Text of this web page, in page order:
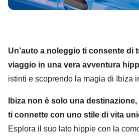
Un’auto a noleggio ti consente di
viaggio in una vera avventura
istinti e scoprendo la magia di Ibiza
Ibiza non è solo una
ti connette con uno stile di vita
Esplora il suo lato hippie con la